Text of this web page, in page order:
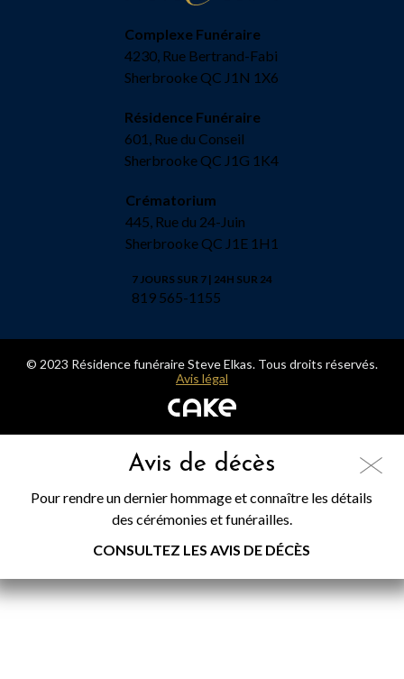
Complexe Funéraire
4230, Rue Bertrand-Fabi
Sherbrooke QC J1N 1X6
Résidence Funéraire
601, Rue du Conseil
Sherbrooke QC J1G 1K4
Crématorium
445, Rue du 24-Juin
Sherbrooke QC J1E 1H1
7 JOURS SUR 7 | 24H SUR 24
819 565-1155
© 2023 Résidence funéraire Steve Elkas. Tous droits réservés.
Avis légal
Avis de décès
Pour rendre un dernier hommage et connaître les détails
des cérémonies et funérailles.
CONSULTEZ LES AVIS DE DÉCÈS